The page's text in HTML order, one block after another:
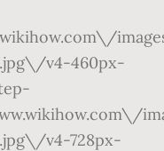
v4-460px-
v4-728px-